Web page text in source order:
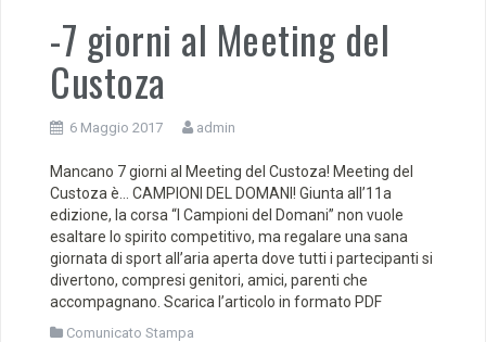
-7 giorni al Meeting del
Custoza
6 Maggio 2017 admin
Mancano 7 giorni al Meeting del Custoza! Meeting del
Custoza è… CAMPIONI DEL DOMANI! Giunta all’11a
edizione, la corsa “I Campioni del Domani” non vuole
esaltare lo spirito competitivo, ma regalare una sana
giornata di sport all’aria aperta dove tutti i partecipanti si
divertono, compresi genitori, amici, parenti che
accompagnano. Scarica l’articolo in formato PDF
Comunicato Stampa